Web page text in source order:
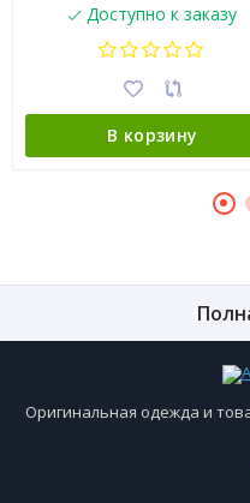
Доступно к заказу
В корзину
Оригинальная одежда и